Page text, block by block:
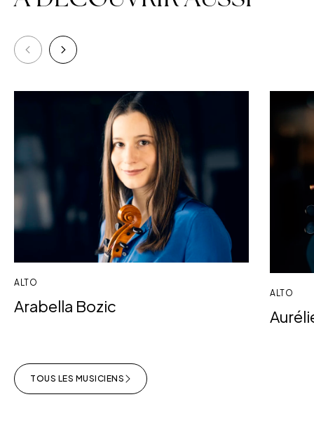
ALTO
Arabella Bozic
ALTO
TOUS LES MUSICIENS